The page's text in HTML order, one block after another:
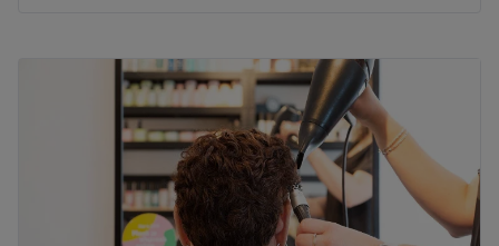
09:30
Mercoledì
09:30
09:30 –18:30
09:30–18:30
09:30
18:30
Domenica
Chiuso